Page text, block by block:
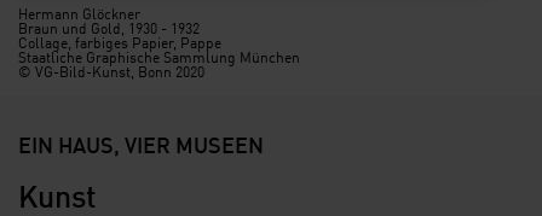
Hermann Glöckner
Braun und Gold, 1930 - 1932
Collage, farbiges Papier, Pappe
Staatliche Graphische Sammlung München
© VG-Bild-Kunst, Bonn 2020
EIN HAUS, VIER MUSEEN
Kunst